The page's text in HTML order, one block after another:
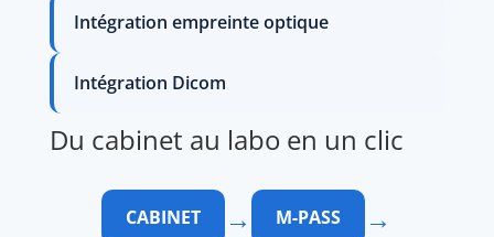
Intégration empreinte optique
Intégration Dicom
Du cabinet au labo en un clic
CABINET → M-PASS →